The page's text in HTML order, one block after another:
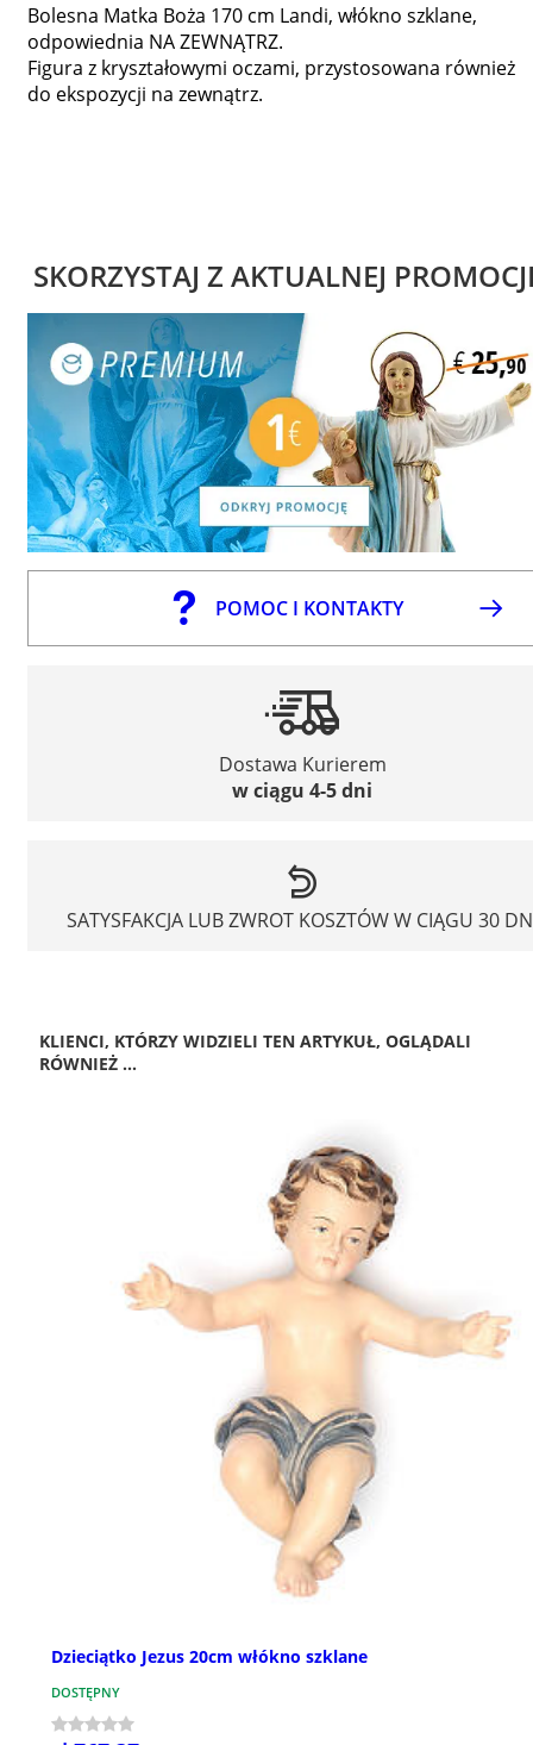
Bolesna Matka Boża 170 cm Landi, włókno szklane,
odpowiednia NA ZEWNĄTRZ.
Figura z kryształowymi oczami, przystosowana również
do ekspozycji na zewnątrz.
SKORZYSTAJ Z AKTUALNEJ
POMOC I KONTAKTY
Dostawa Kurierem
w ciągu 4-5 dni
SATYSFAKCJA LUB ZWROT KOSZTÓW W CIĄGU 30
KLIENCI, KTÓRZY WIDZIELI TEN ARTYKUŁ, OGLĄDALI
RÓWNIEŻ ...
Dzieciątko Jezus 20cm włókno szklane
DOSTĘPNY